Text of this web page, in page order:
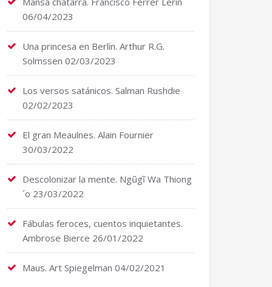
06/04/2023
Una princesa en Berlín. Arthur R.G.
Solmssen 02/03/2023
Los versos satánicos. Salman Rushdie
02/02/2023
El gran Meaulnes. Alain Fournier
30/03/2022
Descolonizar la mente. Ngũgĩ Wa Thiong
´o 23/03/2022
Fábulas feroces, cuentos inquietantes.
Ambrose Bierce 26/01/2022
Maus. Art Spiegelman 04/02/2021